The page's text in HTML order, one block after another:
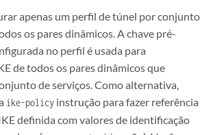
apenas um perfil de túnel por conjunto
os pares dinâmicos. A chave pré-
no perfil é usada para
de todos os pares dinâmicos que
de serviços. Como alternativa,
ike-policy instrução para fazer referência
definida com valores de identificação